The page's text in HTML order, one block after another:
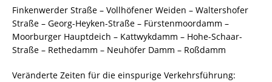
Finkenwerder Straße – Vollhöfener Weiden – Waltershofer
Straße – Georg-Heyken-Straße – Fürstenmoordamm –
Moorburger Hauptdeich – Kattwykdamm – Hohe-Schaar-
Straße – Rethedamm – Neuhöfer Damm – Roßdamm
Veränderte Zeiten für die einspurige Verkehrsführung: